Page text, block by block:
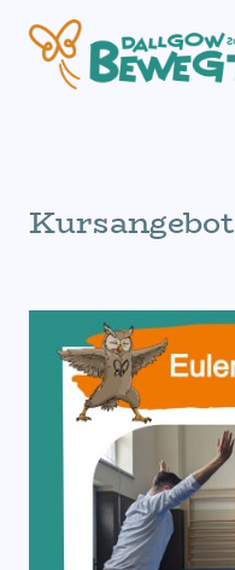
Kursangebot